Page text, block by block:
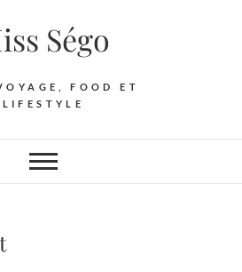
Ségo
FOOD ET
LIFESTYLE